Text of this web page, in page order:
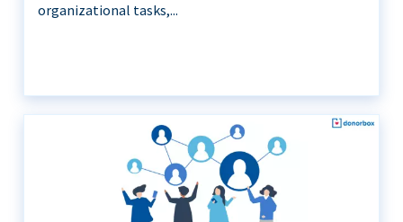
organizational tasks,...